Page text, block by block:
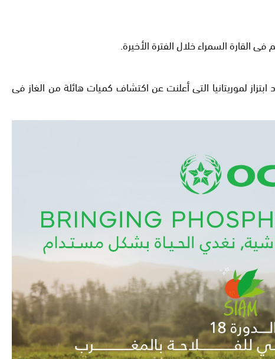
السمراء خلال الفترة الأخيرة.
لموريتانيا التى أعلنت عن اكتشاف كميات هائلة من الغاز فى